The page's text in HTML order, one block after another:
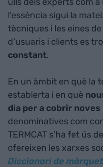
l'essència sigui la
tècniques i les eines
d'usuaris i clients es
constant.
En un àmbit en què la
establerta i en què
dia per a cobrir
denominatives com
TERMCAT s'ha fet ús
ofereixen les xarxes
Diccionari de